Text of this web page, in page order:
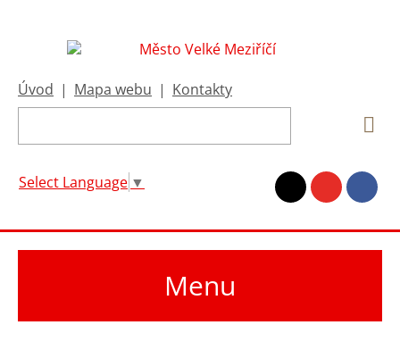
Úvod | Mapa webu | Kontakty
Select Language ▼
Menu